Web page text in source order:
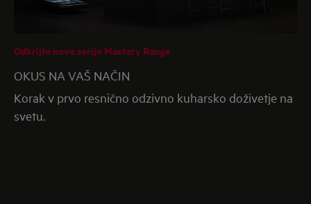
Odkrijte novo serijo Mastery Range
OKUS NA VAŠ NAČIN
Korak v prvo resnično odzivno kuharsko doživetje na
svetu.